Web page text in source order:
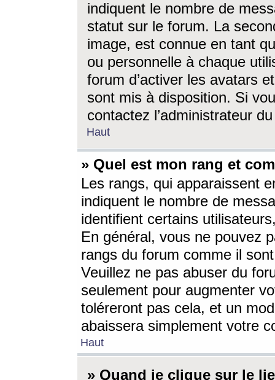
indiquent le nombre de
statut sur le forum. La
image, est connue en tant
ou personnelle à chaque
forum d’activer les avatars
sont mis à disposition. Si
contactez l’administrateur
Haut
» Quel est mon rang et
Les rangs, qui apparaissent
indiquent le nombre de
identifient certains
En général, vous ne pouvez
rangs du forum comme il
Veuillez ne pas abuser du
seulement pour augmenter
toléreront pas cela, et un
abaissera simplement votre
Haut
» Quand je clique sur le